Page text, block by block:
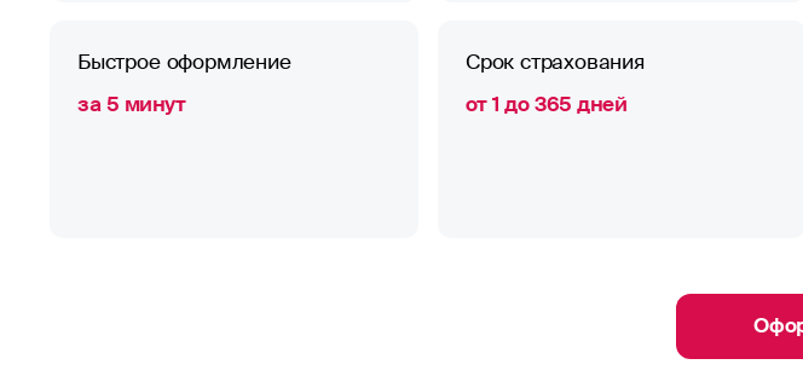
Быстрое оформление
за 5 минут
Срок страхования
от 1 до 365 дней